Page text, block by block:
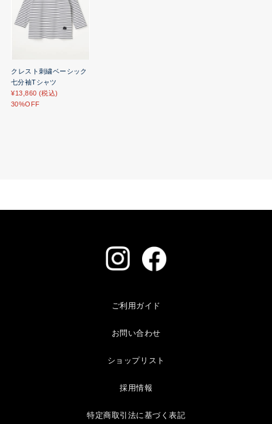
クレスト刺繍ベーシック
七分袖Tシャツ
¥13,860 (税込)
30%OFF
ご利用ガイド
お問い合わせ
ショップリスト
採用情報
特定商取引法に基づく表記